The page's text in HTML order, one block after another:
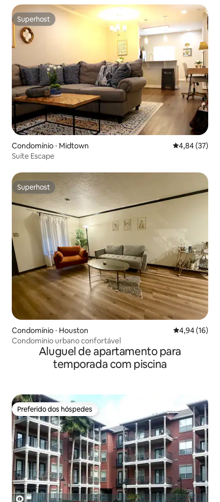
Superhost
Superhost
Condomínio ⋅ Midtown 4,84 de uma
4,84 (37)
Suíte Escape
Superhost
Superhost
Condomínio ⋅ Houston 4,94 de uma
4,94 (16)
Condomínio urbano confortável
Aluguel de apartamento para
temporada com piscina
Preferido dos hóspedes
Preferido dos hóspedes